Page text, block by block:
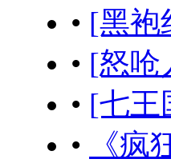
• [黑袍
• [怒呛
• [七王
•
《